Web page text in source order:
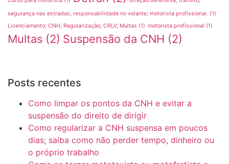
segurança nas estradas; responsabilidade no volante; motorista profissional. (1)
Licenciamento; CNH; Regularização; CRLV; Multas (1) motorista profissional (1)
Multas (2) Suspensão da CNH (2)
Posts recentes
Como limpar os pontos da CNH e evitar a
suspensão do direito de dirigir
Como regularizar a CNH suspensa em poucos
dias; saiba como não perder tempo, dinheiro ou
o próprio trabalho